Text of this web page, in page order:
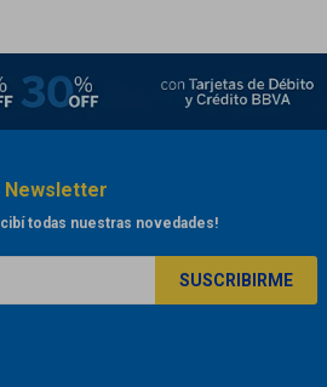
Newsletter
todas nuestras novedades!
SUSCRIBIRME